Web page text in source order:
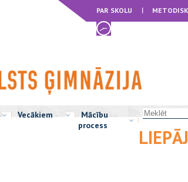
PAR SKOLU
Vecākiem
Mācību
process